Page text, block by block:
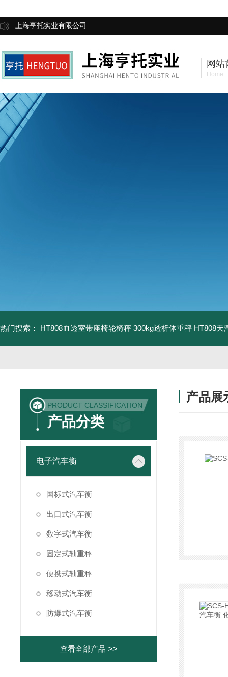
上海亨托实业有限公司
网站
Home
热门搜索： HT808血透室带座椅轮椅秤 300kg透析体重秤 HT808天
PRODUCT CLASSIFICATION
产品分类
电子汽车衡
国标式汽车衡
出口式汽车衡
数字式汽车衡
固定式轴重秤
便携式轴重秤
移动式汽车衡
防爆式汽车衡
查看全部产品 >>
产品展